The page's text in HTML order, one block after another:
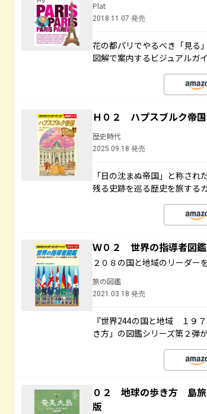
Plat
2018.11.07 発売
花の都パリでやるべき「見る
図解で案内するビジュアルガイ
Ｈ０２ ハプスブルク帝国
歴史時代
2025.09.18 発売
「日の沈まぬ帝国」と称さ
残る史跡を巡る歴史を旅するガ
Ｗ０２ 世界の指導者図
２０８の国と地域のリーダー
旅の図鑑
2021.03.18 発売
『世界244の国と地域 １９
き方」の図鑑シリーズ第２弾
０２ 地球の歩き方 島
版